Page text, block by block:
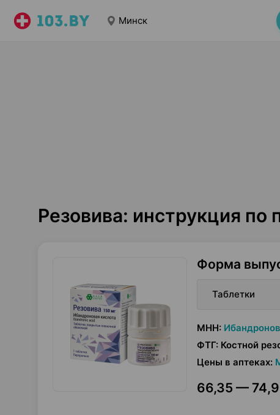
Минск
Резовива: инструкция
Форма
Таблетки
МНН:
ФТГ: Костной
Цены в аптеках:
66,35 —